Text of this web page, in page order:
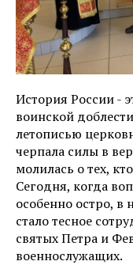
История России -
воинской
летописью
черпала силы в
молилась о тех,
Сегодня, когда
особенно остро,
стало тесное
святых Петра и
военнослужащих.